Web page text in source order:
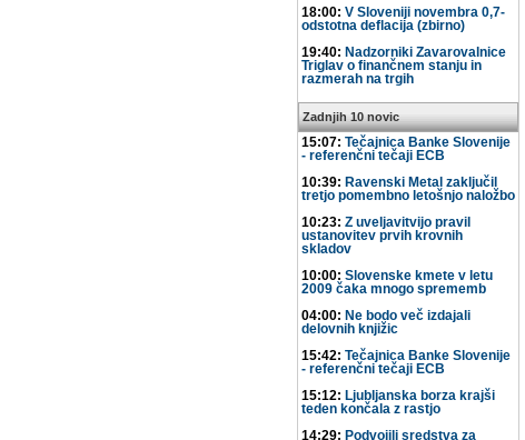
18:00: V Sloveniji novembra 0,7-
odstotna deflacija (zbirno)
19:40: Nadzorniki Zavarovalnice
Triglav o finančnem stanju in
razmerah na trgih
Zadnjih 10 novic
15:07: Tečajnica Banke Slovenije
- referenčni tečaji ECB
10:39: Ravenski Metal zaključil
tretjo pomembno letošnjo naložbo
10:23: Z uveljavitvijo pravil
ustanovitev prvih krovnih
skladov
10:00: Slovenske kmete v letu
2009 čaka mnogo sprememb
04:00: Ne bodo več izdajali
delovnih knjižic
15:42: Tečajnica Banke Slovenije
- referenčni tečaji ECB
15:12: Ljubljanska borza krajši
teden končala z rastjo
14:29: Podvojili sredstva za